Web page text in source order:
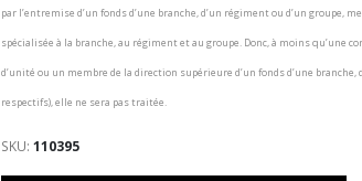
par l’entremise d’un fonds d’une branche, d’un régiment ou d’un
spécialisée à la branche, au régiment et au groupe. Donc, à moins qu’une
d’unité ou un membre de la direction supérieure d’un fonds d’une
respectifs), elle ne sera pas traitée.
SKU 110395